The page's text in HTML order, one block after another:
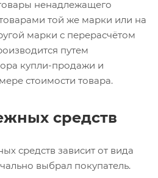
ненадлежащего
той же марки или на
марки с перерасчётом
путем
купли-продажи и
стоимости товара.
средств
средств зависит от вида
выбрал покупатель.